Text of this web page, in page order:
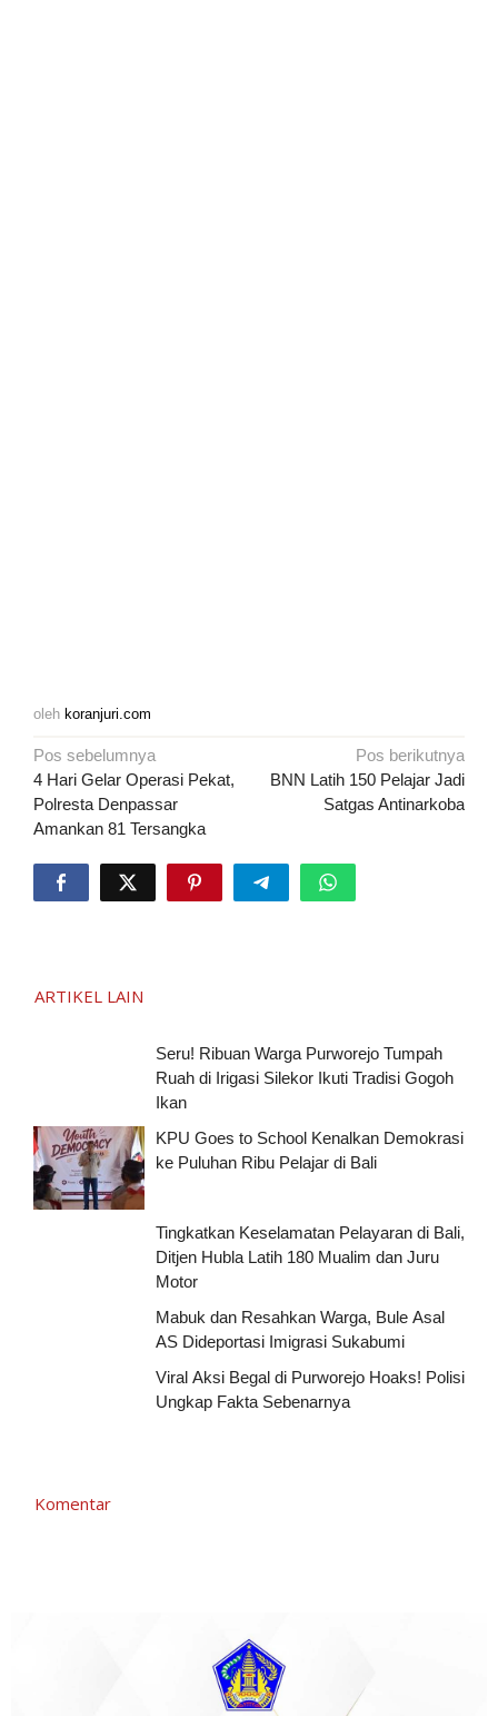
oleh koranjuri.com
Navigasi
pos
Pos sebelumnya
4 Hari Gelar Operasi Pekat,
Polresta Denpassar
Amankan 81 Tersangka
Pos berikutnya
BNN Latih 150 Pelajar Jadi
Satgas Antinarkoba
ARTIKEL LAIN
Seru! Ribuan Warga Purworejo Tumpah
Ruah di Irigasi Silekor Ikuti Tradisi Gogoh
Ikan
KPU Goes to School Kenalkan Demokrasi
ke Puluhan Ribu Pelajar di Bali
Tingkatkan Keselamatan Pelayaran di Bali,
Ditjen Hubla Latih 180 Mualim dan Juru
Motor
Mabuk dan Resahkan Warga, Bule Asal
AS Dideportasi Imigrasi Sukabumi
Viral Aksi Begal di Purworejo Hoaks! Polisi
Ungkap Fakta Sebenarnya
Komentar